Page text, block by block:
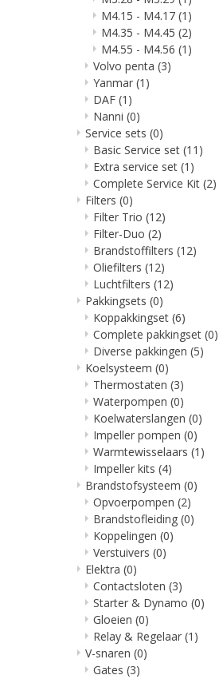
M4.15 - M4.17 (1)
M4.35 - M4.45 (2)
M4.55 - M4.56 (1)
Volvo penta (3)
Yanmar(1)
DAF (1)
Nanni (0)
Service sets (0)
Basic Service set (11)
Extra service set (1)
Complete Service Kit (2)
Filters (0)
Filter Trio (12)
Filter-Duo (2)
Brandstoffilters (12)
Oliefilters (12)
Luchtfilters (12)
Pakkingsets (0)
Koppakkingset (6)
Complete pakkingset (0)
Diverse pakkingen (5)
Koelsysteem (0)
Thermostaten (3)
Waterpompen (0)
Koelwaterslangen (0)
Impeller pompen (0)
Warmtewisselaars (1)
Impeller kits (4)
Brandstofsysteem (0)
Opvoerpompen (2)
Brandstofleiding (0)
Koppelingen (0)
Verstuivers (0)
Elektra (0)
Contactsloten (3)
Starter & Dynamo (0)
Gloeien (0)
Relay & Regelaar(1)
V-snaren (0)
Gates (3)